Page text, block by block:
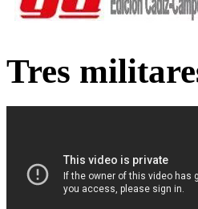
Tres